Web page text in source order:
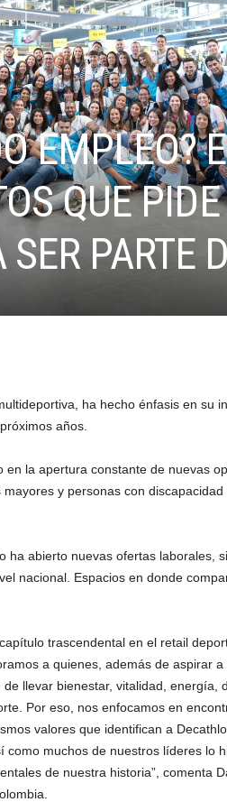
EMPLEO?
QUE
PARTE
ha hecho énfasis en su
años.
la apertura constante de nuevas
y personas con discapacidad
ha abierto nuevas ofertas laborales,
nacional. Espacios en donde
trascendental en el retail
a quienes, además de aspirar a
de llevar bienestar, vitalidad, energía,
Por eso, nos enfocamos en
valores que identifican a
muchos de nuestros líderes lo
de nuestra historia”, comenta